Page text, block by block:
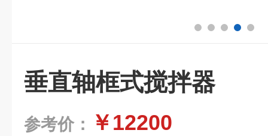
垂直轴框式搅拌器
参考价： ￥12200